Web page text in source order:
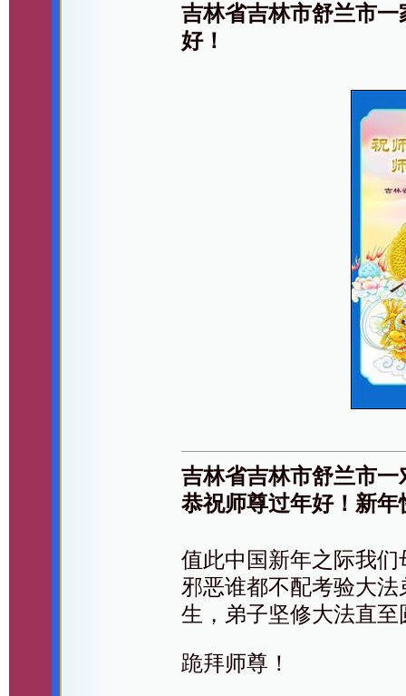
吉林省吉林市舒兰市
好！
吉林省吉林市舒兰市
恭祝师尊过年好！新年
值此中国新年之际我
邪恶谁都不配考验大
生，弟子坚修大法直
跪拜师尊！